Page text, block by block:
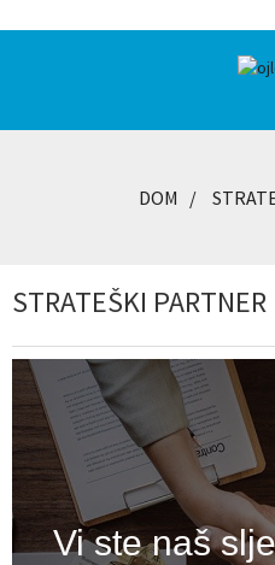
DOM
STRATEŠKI PARTNER
Vi ste naš